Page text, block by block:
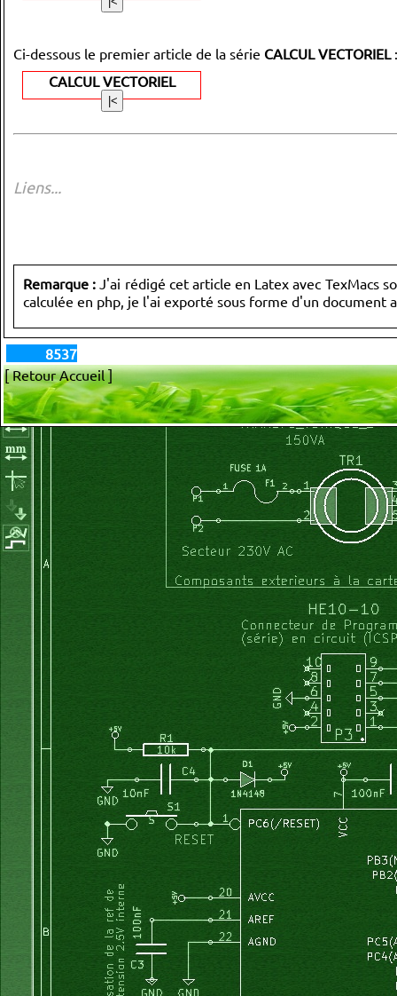
Ci-dessous le premier article de la série CALCUL VECTORIEL:
CALCUL VECTORIEL
Liens...
Remarque : J'ai rédigé cet article en Latex avec TexMacs
calculée en php, je l'ai exporté sous forme d'un document
8537
[ Retour Accueil ]